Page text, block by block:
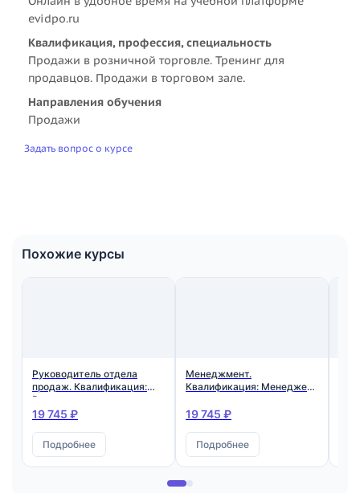
evidpo.ru
Квалификация, профессия, специальность
Продажи в розничной торговле. Тренинг для
продавцов. Продажи в торговом зале.
Направления обучения
Продажи
Задать вопрос о курсе
Похожие курсы
Руководитель отдела
продаж. Квалификация:
Руководитель отдела
продаж
19 745 ₽
Подробнее
Менеджмент.
Квалификация: Менеджер
19 745 ₽
Подробнее